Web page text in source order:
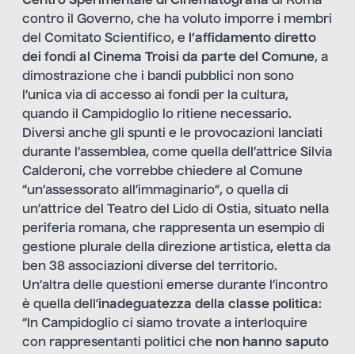
contro il Governo, che ha voluto imporre i membri
del Comitato Scientifico, e l’affidamento diretto
dei fondi al Cinema Troisi da parte del Comune, a
dimostrazione che i bandi pubblici non sono
l’unica via di accesso ai fondi per la cultura,
quando il Campidoglio lo ritiene necessario.
Diversi anche gli spunti e le provocazioni lanciati
durante l’assemblea, come quella dell’attrice Silvia
Calderoni, che vorrebbe chiedere al Comune
“un’assessorato all’immaginario”, o quella di
un’attrice del Teatro del Lido di Ostia, situato nella
periferia romana, che rappresenta un esempio di
gestione plurale della direzione artistica, eletta da
ben 38 associazioni diverse del territorio.
Un’altra delle questioni emerse durante l’incontro
è quella dell’inadeguatezza della classe politica:
“In Campidoglio ci siamo trovate a interloquire
con rappresentanti politici che non hanno saputo